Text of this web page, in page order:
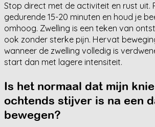
Stop direct met de activiteit en rust uit.
gedurende 15-20 minuten en houd je
omhoog. Zwelling is een teken van
ook zonder sterke pijn. Hervat
wanneer de zwelling volledig is
start dan met lagere intensiteit.
Is het normaal dat mijn
ochtends stijver is na een
bewegen?